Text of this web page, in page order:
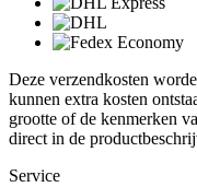
Deze verzendkosten
kunnen extra kosten
grootte of de kenmerken
direct in de
Service